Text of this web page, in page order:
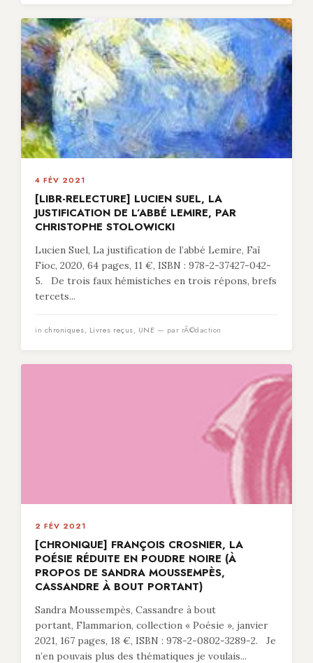
4 FÉV 2021
[LIBR-RELECTURE] LUCIEN SUEL, LA
JUSTIFICATION DE L’ABBÉ LEMIRE, PAR
CHRISTOPHE STOLOWICKI
Lucien Suel, La justification de l’abbé Lemire, Faï
Fioc, 2020, 64 pages, 11 €, ISBN : 978-2-37427-042-
5. De trois faux hémistiches en trois répons, brefs
tercets...
in chroniques, Livres reçus, UNE — par rÃ©daction
2 FÉV 2021
[CHRONIQUE] FRANÇOIS CROSNIER, LA
POÉSIE RÉDUITE EN POUDRE NOIRE (À
PROPOS DE SANDRA MOUSSEMPÈS,
CASSANDRE À BOUT PORTANT)
Sandra Moussempès, Cassandre à bout
portant, Flammarion, collection « Poésie », janvier
2021, 167 pages, 18 €, ISBN : 978-2-0802-3289-2. Je
n’en pouvais plus des thématiques je voulais...